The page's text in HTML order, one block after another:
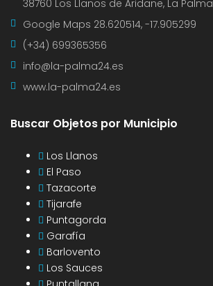
38760 Los Llanos de Aridane, La Palma
Google Maps 28.620514, -17.905299
(+34) 699365356
info@la-palma24.es
www.la-palma24.es
Buscar Objetos por Municipio
Los Llanos
El Paso
Tazacorte
Tijarafe
Puntagorda
Garafía
Barlovento
Los Sauces